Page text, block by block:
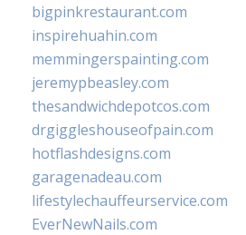
bigpinkrestaurant.com
inspirehuahin.com
memmingerspainting.com
jeremypbeasley.com
thesandwichdepotcos.com
drgiggleshouseofpain.com
hotflashdesigns.com
garagenadeau.com
lifestylechauffeurservice.com
EverNewNails.com